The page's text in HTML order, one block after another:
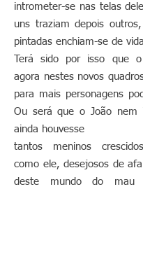
intrometer-se nas telas
uns traziam depois
pintadas enchiam-se de
Terá sido por isso que o
agora nestes novos
para mais personagens
Ou será que o João nem
ainda houvesse
tantos meninos
como ele, desejosos de
deste mundo do mau